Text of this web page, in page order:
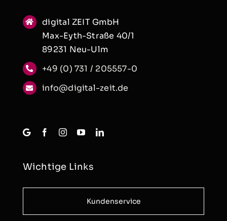
digital ZEIT GmbH
Max-Eyth-Straße 40/1
89231 Neu-Ulm
+49 (0) 731 / 205557-0
info@digital-zeit.de
Wichtige Links
Kundenservice